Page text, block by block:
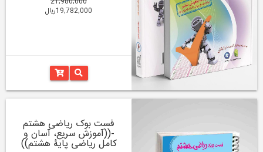
19,782,000ریال
فست بوک ریاضی هشتم
-((آموزش سریع، آسان و
کامل ریاضی پایۀ هشتم))